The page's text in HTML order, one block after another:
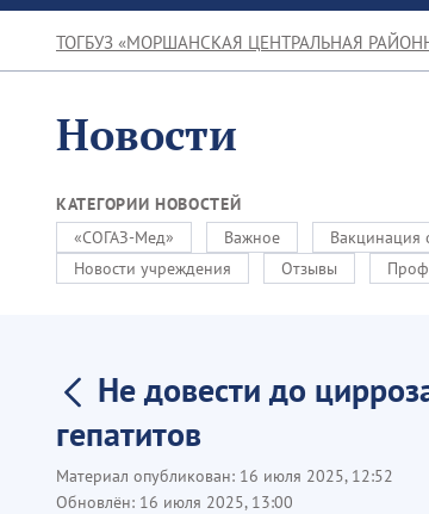
ТОГБУЗ «МОРШАНСКАЯ ЦЕНТРАЛЬНАЯ
Новости
КАТЕГОРИИ НОВОСТЕЙ
«СОГАЗ-Мед»
Важное Вакцинация
Новости учреждения
Отзывы
Не довести до
гепатитов
Материал опубликован: 16 июля 2025, 12:52
Обновлён: 16 июля 2025, 13:00